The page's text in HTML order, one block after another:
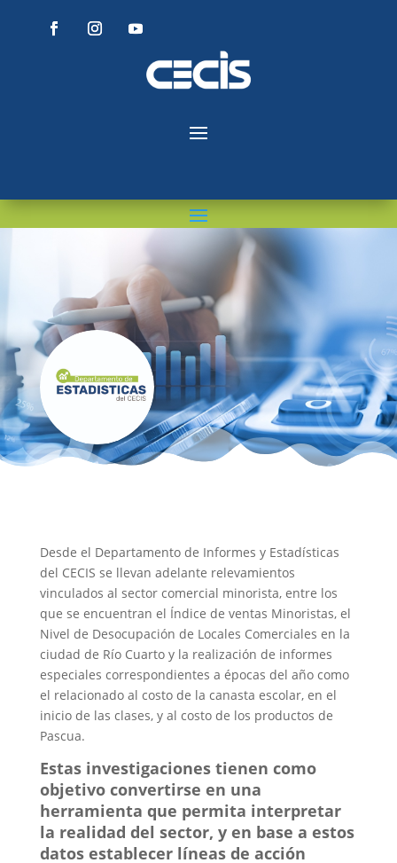
Desde el Departamento de Informes y Estadísticas
del CECIS se llevan adelante relevamientos
vinculados al sector comercial minorista, entre los
que se encuentran el Índice de ventas Minoristas, el
Nivel de Desocupación de Locales Comerciales en la
ciudad de Río Cuarto y la realización de informes
especiales correspondientes a épocas del año como
el relacionado al costo de la canasta escolar, en el
inicio de las clases, y al costo de los productos de
Pascua.
Estas investigaciones tienen como
objetivo convertirse en una
herramienta que permita interpretar
la realidad del sector, y en base a estos
datos establecer líneas de acción